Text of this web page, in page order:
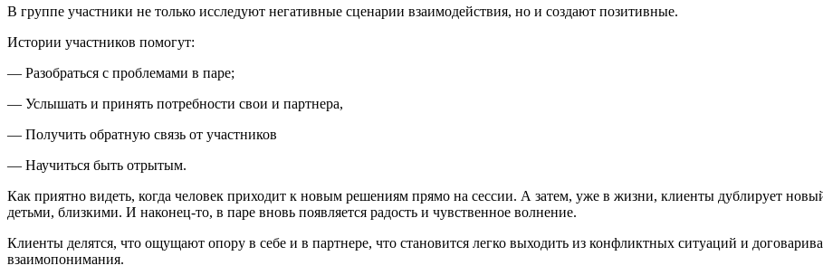
В группе участники не только исследуют негативные сценарии взаимодействия, но и создают позитивные.
Истории участников помогут:
— Разобраться с проблемами в паре;
— Услышать и принять потребности свои и партнера,
— Получить обратную связь от участников
— Научиться быть отрытым.
Как приятно видеть, когда человек приходит к новым решениям прямо на сессии. А затем, уже в жизни, клиенты дублирует
детьми, близкими. И наконец-то, в паре вновь появляется радость и чувственное волнение.
Клиенты делятся, что ощущают опору в себе и в партнере, что становится легко выходить из конфликтных ситуаций и
взаимопонимания.